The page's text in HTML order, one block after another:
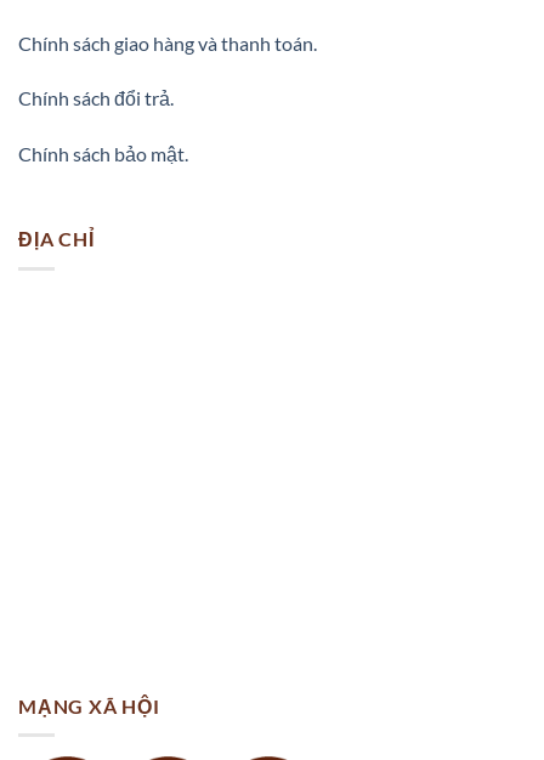
Chính sách giao hàng và thanh toán.
Chính sách đổi trả.
Chính sách bảo mật.
ĐỊA CHỈ
MẠNG XÃ HỘI